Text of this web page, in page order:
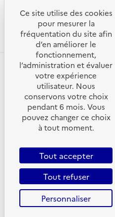
et non référencées par
ademe.fr open_in_new
librairie.ademe.fropen_in_new
ADEME Académie met à
des collectivités et des
structurée pour
énergies, mobilité,
climatique, économie
qualité de l’air, urbanisme
plateforme contribue à la
l’ensemble des enjeux
sur l’expertise scientifique
Mentions légales
Conditions
Politique des cookies
Données
Gestion des cookies
Plan du site
Sauf mention explicite de
Ce site utilise des cookies
pour mesurer la
fréquentation du site afin
d’en améliorer le
fonctionnement,
l’administration et évaluer
votre expérience
utilisateur. Nous
conservons votre choix
pendant 6 mois. Vous
pouvez changer ce choix
à tout moment.
Tout accepter
Tout refuser
Personnaliser